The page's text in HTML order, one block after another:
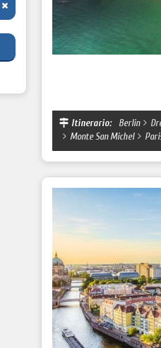
Itinerario: Berlin
Monte San Michel